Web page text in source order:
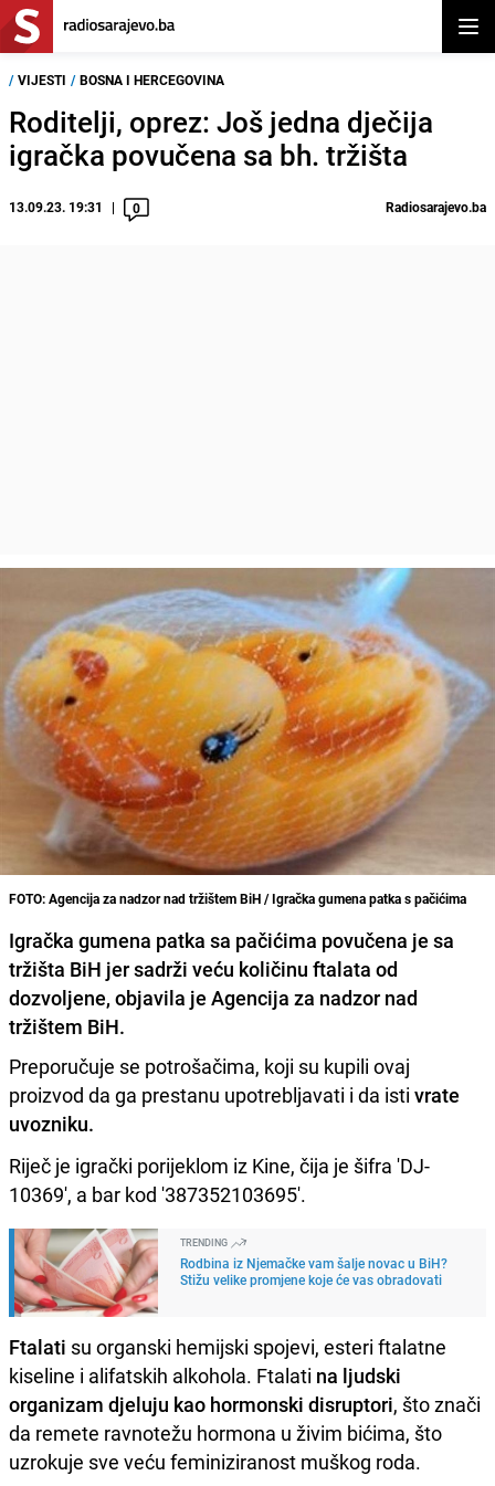
/ VIJESTI / BOSNA I HERCEGOVINA
Roditelji, oprez: Još jedna dječija
igračka povučena sa bh. tržišta
13.09.23. 19:31 0 Radiosarajevo.ba
FOTO: Agencija za nadzor nad tržištem BiH / Igračka gumena patka s pačićima
Igračka gumena patka sa pačićima povučena je sa
tržišta BiH jer sadrži veću količinu ftalata od
dozvoljene, objavila je Agencija za nadzor nad
tržištem BiH.
Preporučuje se potrošačima, koji su kupili ovaj
proizvod da ga prestanu upotrebljavati i da isti vrate
uvozniku.
Riječ je igrački porijeklom iz Kine, čija je šifra 'DJ-
10369', a bar kod '387352103695'.
TRENDING
Rodbina iz Njemačke vam šalje novac u BiH?
Stižu velike promjene koje će vas obradovati
Ftalati su organski hemijski spojevi, esteri ftalatne
kiseline i alifatskih alkohola. Ftalati na ljudski
organizam djeluju kao hormonski disruptori, što znači
da remete ravnotežu hormona u živim bićima, što
uzrokuje sve veću feminiziranost muškog roda.